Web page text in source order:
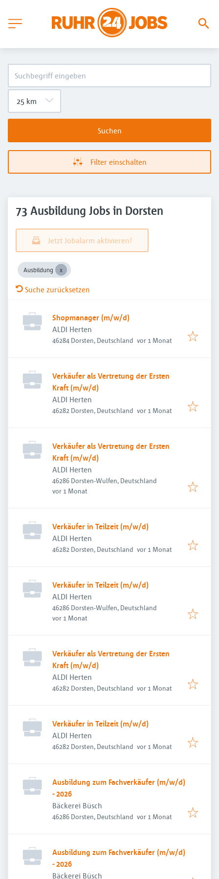
Suchen
Filter einschalten
73 Ausbildung Jobs in Dorsten
Jetzt Jobalarm aktivieren!
Ausbildung
Suche zurücksetzen
Shopmanager (m/w/d)
ALDI Herten
46284 Dorsten, Deutschland Veröffentlicht
vor 1 Monat
Verkäufer als Vertretung der Ersten
Kraft (m/w/d)
ALDI Herten
46282 Dorsten, Deutschland Veröffentlicht
vor 1 Monat
Verkäufer als Vertretung der Ersten
Kraft (m/w/d)
ALDI Herten
46286 Dorsten-Wulfen, Deutschland
Veröffentlicht
vor 1 Monat
Verkäufer in Teilzeit (m/w/d)
ALDI Herten
46282 Dorsten, Deutschland Veröffentlicht
vor 1 Monat
Verkäufer in Teilzeit (m/w/d)
ALDI Herten
46286 Dorsten-Wulfen, Deutschland
Veröffentlicht
vor 1 Monat
Verkäufer als Vertretung der Ersten
Kraft (m/w/d)
ALDI Herten
46282 Dorsten, Deutschland Veröffentlicht
vor 1 Monat
Verkäufer in Teilzeit (m/w/d)
ALDI Herten
46282 Dorsten, Deutschland Veröffentlicht
vor 1 Monat
Ausbildung zum Fachverkäufer (m/w/d)
- 2026
Bäckerei Büsch
46286 Dorsten, Deutschland Veröffentlicht
vor 1 Monat
Ausbildung zum Fachverkäufer (m/w/d)
- 2026
Bäckerei Büsch